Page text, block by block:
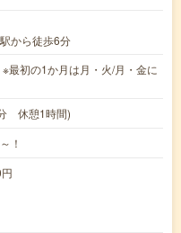
から徒歩6分
初の1か月は月・火/月・金に
休憩1時間)
！